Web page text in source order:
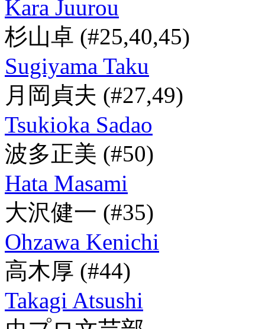
Kara Juurou
杉山卓 (#25,40,45)
Sugiyama Taku
月岡貞夫 (#27,49)
Tsukioka Sadao
波多正美 (#50)
Hata Masami
大沢健一 (#35)
Ohzawa Kenichi
高木厚 (#44)
Takagi Atsushi